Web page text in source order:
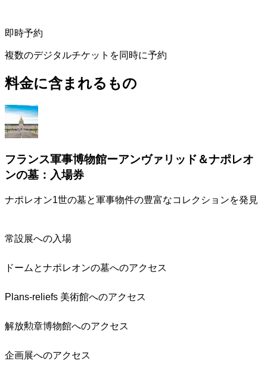
即時予約
複数のデジタルチケットを同時に予約
料金に含まれるもの
フランス軍事博物館ーアンヴァリッド＆ナポレオ
ンの墓：入場券
ナポレオン1世の墓と軍事物件の豊富なコレクションを発見
常設展への入場
ドームとナポレオンの墓へのアクセス
Plans-reliefs 美術館へのアクセス
解放勲章博物館へのアクセス
企画展へのアクセス